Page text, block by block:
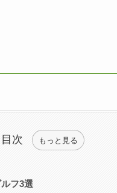
目次 もっと見る
フ3選